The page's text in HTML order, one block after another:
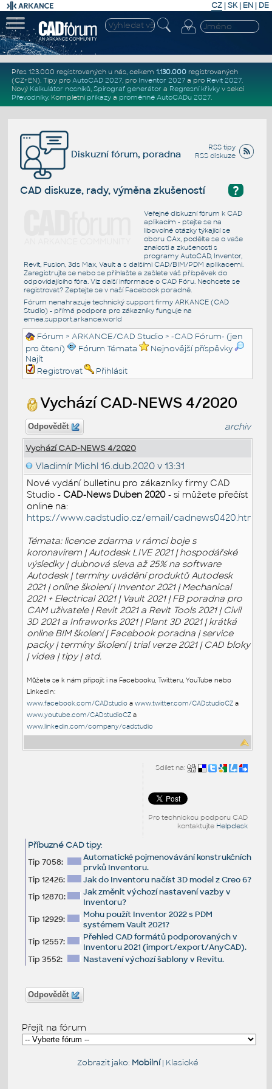
CZ | SK| EN | DE
Přes 123.000 registrovaných u nás, celkem 1.130.000registrovaných
(CZ+EN). Tipy pro AutoCAD 2027, pro Inventor 2027a pro Revit 2027.
Nový Kalkulátor nosníků, Spirograf generátor a Regresní křivkyv sekci
Převodníky. Kompletní příkazya proměnné AutoCADu 2027.
RSS tipy
RSS diskuze
Diskuzní fórum, poradna
?
CAD diskuze, rady, výměna zkušeností
Veřejné diskuzní fórum k CAD
aplikacím - ptejte se na
libovolné otázky týkající se
oboru CAx, podělte se o vaše
znalosti a zkušenosti s
programy AutoCAD, Inventor,
Revit, Fusion, 3ds Max, Vault a s dalšími CAD/BIM/PDM aplikacemi.
Zaregistrujte se nebo se přihlašte a zašlete váš příspěvek do
odpovídajícího fóra. Viz další informace o CAD Fóru. Nechcete se
registrovat? Zeptejte se v naší Facebook poradně.
Fórum nenahrazuje technický support firmy ARKANCE (CAD
Studio) - přímá podpora pro zákazníky funguje na
emea.support.arkance.world
Fórum >ARKANCE/CAD Studio >-CAD Fórum- (jen
pro čtení)
Fórum Témata
Nejnovější příspěvky
Najít
Registrovat
Přihlásit
Vychází CAD-NEWS 4/2020
Odpovědět archiv
Vychází CAD-NEWS 4/2020
Vladimír Michl 16.dub.2020 v 13:31
Nové vydání bulletinu pro zákazníky firmy CAD
Studio - CAD-News Duben 2020 - si můžete přečíst
online na:
https://www.cadstudio.cz/email/cadnews0420.htm
Témata: licence zdarma v rámci boje s
koronavirem | Autodesk LIVE 2021 | hospodářské
výsledky | dubnová sleva až 25% na software
Autodesk | termíny uvádění produktů Autodesk
2021 | online školení | Inventor 2021 | Mechanical
2021 + Electrical 2021 | Vault 2021 | FB poradna pro
CAM uživatele | Revit 2021 a Revit Tools 2021 | Civil
3D 2021 a Infraworks 2021 | Plant 3D 2021 | krátká
online BIM školení | Facebook poradna | service
packy | termíny školení | trial verze 2021 | CAD bloky
| videa | tipy | atd.
Můžete se k nám připojit i na Facebooku, Twitteru, YouTube nebo
LinkedIn:
www.facebook.com/CADstudio awww.twitter.com/CADstudioCZ a
www.youtube.com/CADstudioCZ a
www.linkedin.com/company/cadstudio
Sdílet na:
Pro technickou podporu CAD
kontaktujte Helpdesk
Příbuzné CAD tipy:
Tip 7058:
Automatické pojmenovávání konstrukčních
prvků Inventoru.
Tip 12426:
Jak do Inventoru načíst 3D model z Creo 6?
Tip 12870:
Jak změnit výchozí nastavení vazby v
Inventoru?
Tip 12929:
Mohu použít Inventor 2022 s PDM
systémem Vault 2021?
Tip 12557:
Přehled CAD formátů podporovaných v
Inventoru 2021 (import/export/AnyCAD).
Tip 3552:
Nastavení výchozí šablony v Revitu.
Odpovědět
Přejít na fórum
Zobrazit jako: Mobilní| Klasické